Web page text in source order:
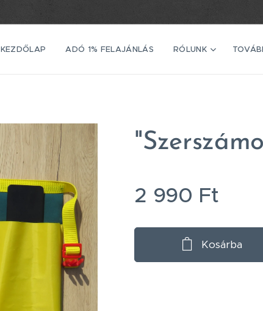
KEZDŐLAP ADÓ 1% FELAJÁNLÁS RÓLUNK
2 990 Ft
Kosárba